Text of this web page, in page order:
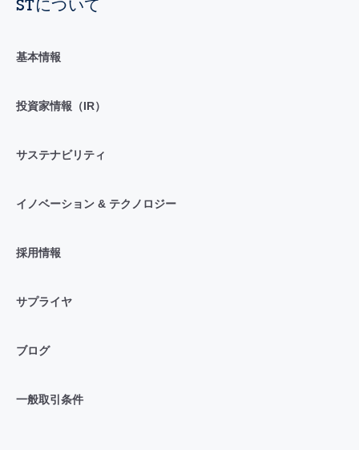
STについて
基本情報
投資家情報（IR）
サステナビリティ
イノベーション & テクノロジー
採用情報
サプライヤ
ブログ
一般取引条件